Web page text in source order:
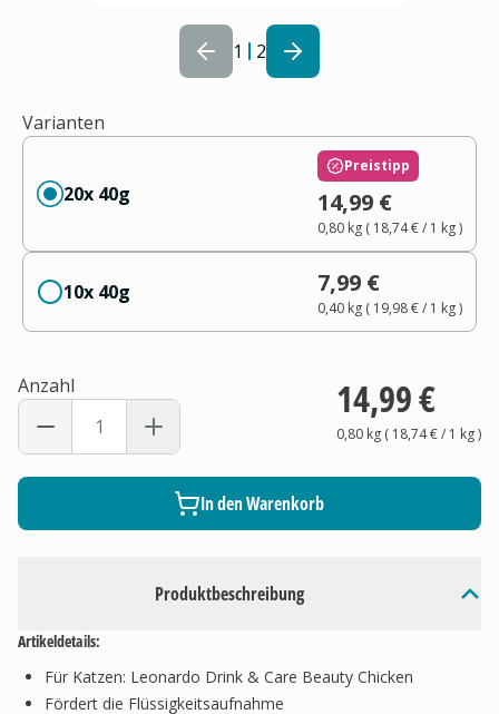
1 2
Produktbeschreibung
Artikeldetails:
Für Katzen: Leonardo Drink & Care Beauty Chicken
Fördert die Flüssigkeitsaufnahme
Varianten
20x 40g
Preistipp
14,99 €
0,80 kg( 18,74 €/ 1 kg)
10x 40g 7,99 €
0,40 kg( 19,98 €/ 1 kg)
Anzahl 14,99 €
0,80 kg( 18,74 €/ 1 kg)
In den Warenkorb